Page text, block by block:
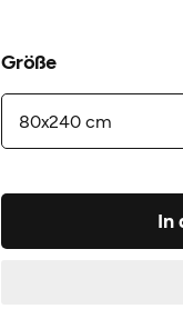
Größe
In